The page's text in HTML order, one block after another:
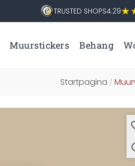
TRUSTED SHOPS4.29
Muurstickers Behang
Startpagina /